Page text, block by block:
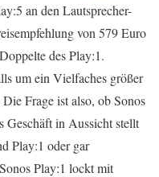
an den Lautsprecher-
von 579 Euro
des Play:1.
um ein Vielfaches größer
Frage ist also, ob Sonos
Geschäft in Aussicht stellt
Play:1 oder gar
Play:1 lockt mit